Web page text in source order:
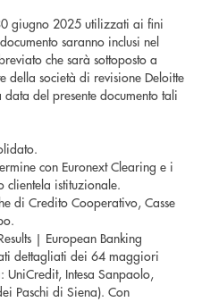
giugno 2025 utilizzati ai fini
saranno inclusi nel
che sarà sottoposto a
della società di revisione Deloitte
del presente documento tali
con Euronext Clearing e i
clientela istituzionale.
di Credito Cooperativo, Casse
| European Banking
dettagliati dei 64 maggiori
Intesa Sanpaolo,
Paschi di Siena). Con